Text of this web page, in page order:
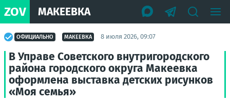
ZOV МАКЕЕВКА
ОФИЦИАЛЬНО МАКЕЕВКА 8 июля 2026, 09:07
В Управе Советского внутригородского
района городского округа Макеевка
оформлена выставка детских рисунков
«Моя семья»